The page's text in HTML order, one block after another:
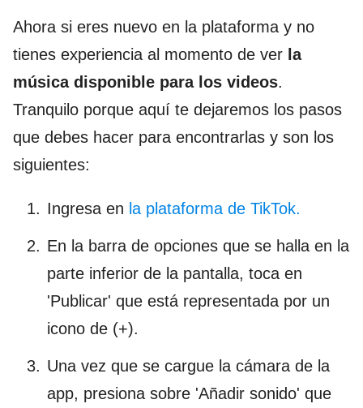
Ahora si eres nuevo en la plataforma y no
tienes experiencia al momento de ver la
música disponible para los videos.
Tranquilo porque aquí te dejaremos los pasos
que debes hacer para encontrarlas y son los
siguientes:
Ingresa en la plataforma de TikTok.
En la barra de opciones que se halla en la
parte inferior de la pantalla, toca en
'Publicar' que está representada por un
icono de (+).
Una vez que se cargue la cámara de la
app, presiona sobre 'Añadir sonido' que